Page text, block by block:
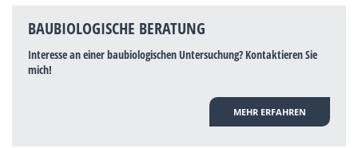
BAUBIOLOGISCHE BERATUNG
Interesse an einer baubiologischen Untersuchung? Kontaktieren Sie
mich!
MEHR ERFAHREN